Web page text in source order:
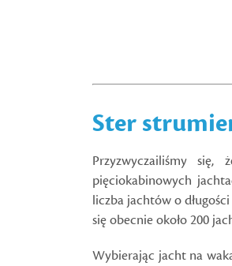
Ster
Przyzwyczailiśmy
pięciokabinowych
liczba jachtów o
się obecnie około 200
Wybierając jacht na